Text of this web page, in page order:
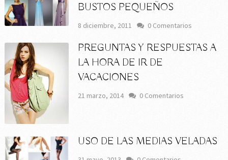
BUSTOS PEQUEÑOS
8 diciembre, 2011 0 Comentarios
PREGUNTAS Y RESPUESTAS A
LA HORA DE IR DE
VACACIONES
21 marzo, 2014 0 Comentarios
USO DE LAS MEDIAS VELADAS